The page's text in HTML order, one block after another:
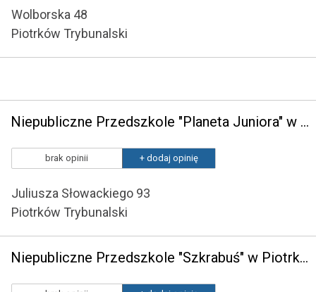
Wolborska 48
Piotrków Trybunalski
Niepubliczne Przedszkole "Planeta Juniora" w Piotrkowie Trybunalskim
brak opinii + dodaj opinię
Juliusza Słowackiego 93
Piotrków Trybunalski
Niepubliczne Przedszkole "Szkrabuś" w Piotrkowie Trybunalskim